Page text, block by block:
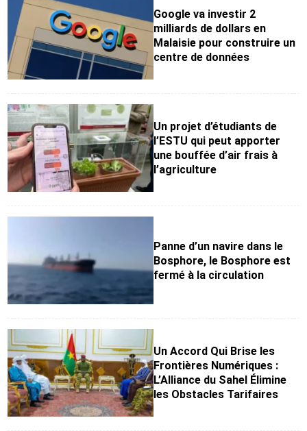
Google va investir 2
milliards de dollars en
Malaisie pour construire un
centre de données
Un projet d’étudiants de
l’ESTU qui peut apporter
une bouffée d’air frais à
l’agriculture
Panne d’un navire dans le
Bosphore, le Bosphore est
fermé à la circulation
Un Accord Qui Brise les
Frontières Numériques :
L’Alliance du Sahel Élimine
les Obstacles Tarifaires